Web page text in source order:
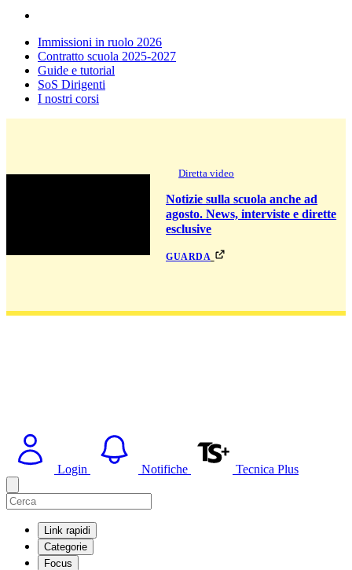
Immissioni in ruolo 2026
Contratto scuola 2025-2027
Guide e tutorial
SoS Dirigenti
I nostri corsi
Diretta video
Notizie sulla scuola anche ad
agosto. News, interviste e dirette
esclusive
guarda
Login Notifiche Tecnica Plus
Link rapidi
Categorie
Focus